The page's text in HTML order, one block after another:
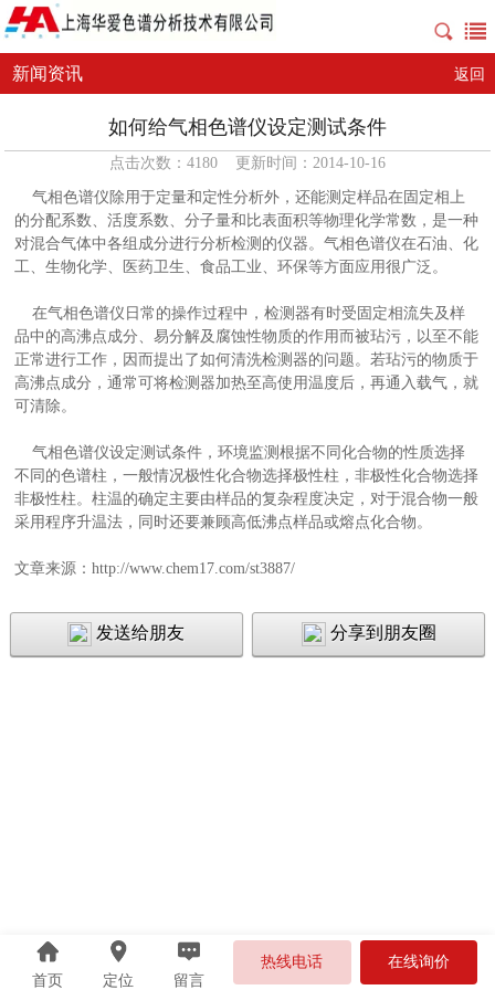
新闻资讯 返回
如何给气相色谱仪设定测试条件
点击次数：4180 更新时间：2014-10-16
气相色谱仪 除用于定量和定性分析外，还能测定样品在固定相上
的分配系数、活度系数、分子量和比表面积等物理化学常数，是一种
对混合气体中各组成分进行分析检测的仪器。气相色谱仪在石油、化
工、生物化学、医药卫生、食品工业、环保等方面应用很广泛。
在气相色谱仪日常的操作过程中，检测器有时受固定相流失及样
品中的高沸点成分、易分解及腐蚀性物质的作用而被玷污，以至不能
正常进行工作，因而提出了如何清洗检测器的问题。若玷污的物质于
高沸点成分，通常可将检测器加热至高使用温度后，再通入载气，就
可清除。
气相色谱仪设定测试条件，环境监测根据不同化合物的性质选择
不同的色谱柱，一般情况极性化合物选择极性柱，非极性化合物选择
非极性柱。柱温的确定主要由样品的复杂程度决定，对于混合物一般
采用程序升温法，同时还要兼顾高低沸点样品或熔点化合物。
文章来源：http://www.chem17.com/st3887/
发送给朋友 分享到朋友圈
首页 定位 留言
热线电话 在线询价